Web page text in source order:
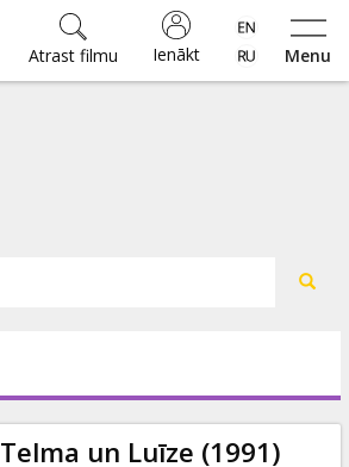
Menu
Ienākt
Atrast filmu
Telma un Luīze (1991)